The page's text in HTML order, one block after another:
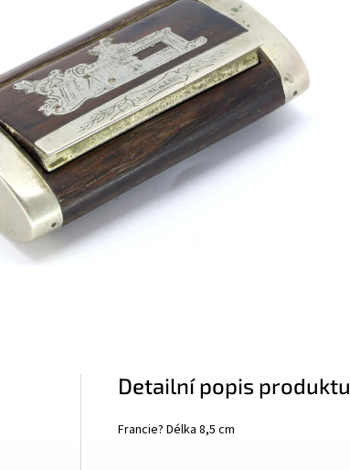
Detailní popis produktu
Francie? Délka 8,5 cm